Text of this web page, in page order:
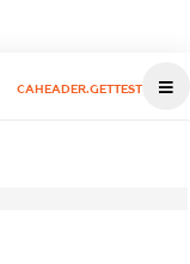
CAHEADER.GETTEST